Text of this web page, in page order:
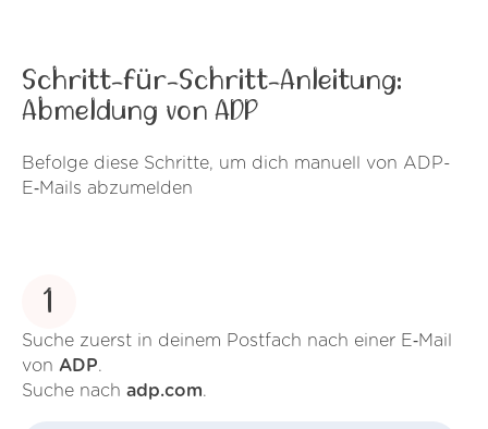
Schritt-für-Schritt-Anleitung:
Abmeldung von ADP
Befolge diese Schritte, um dich manuell von ADP-
E‑Mails abzumelden
1
Suche zuerst in deinem Postfach nach einer E‑Mail
von ADP.
Suche nach adp.com.